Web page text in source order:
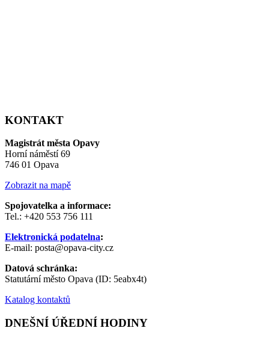
KONTAKT
Magistrát města Opavy
Horní náměstí 69
746 01 Opava
Zobrazit na mapě
Spojovatelka a informace:
Tel.: +420 553 756 111
Elektronická podatelna:
E-mail: posta@opava-city.cz
Datová schránka:
Statutární město Opava (ID: 5eabx4t)
Katalog kontaktů
DNEŠNÍ ÚŘEDNÍ HODINY